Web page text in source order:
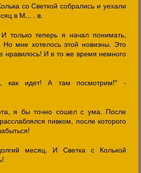
со Светкой собрались и уехали
в М... . в.
только теперь я начал понимать,
Но мне хотелось этой новизны. Это
И в то же время немного
как идет! А там посмотрим!" -
я бы точно сошел с ума. После
пивком, после которого
месяц. И Светка с Колькой